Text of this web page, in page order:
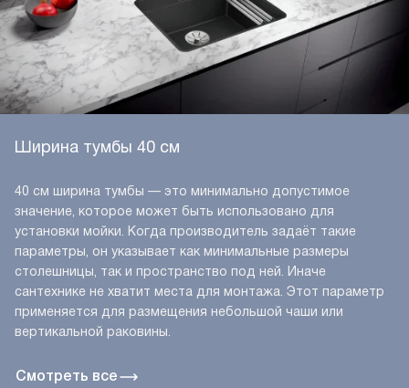
Смотреть все
Ширина тумбы 40 см
40 см ширина тумбы — это минимально допустимое
значение, которое может быть использовано для
установки мойки. Когда производитель задаёт такие
параметры, он указывает как минимальные размеры
столешницы, так и пространство под ней. Иначе
сантехнике не хватит места для монтажа. Этот параметр
применяется для размещения небольшой чаши или
вертикальной раковины.